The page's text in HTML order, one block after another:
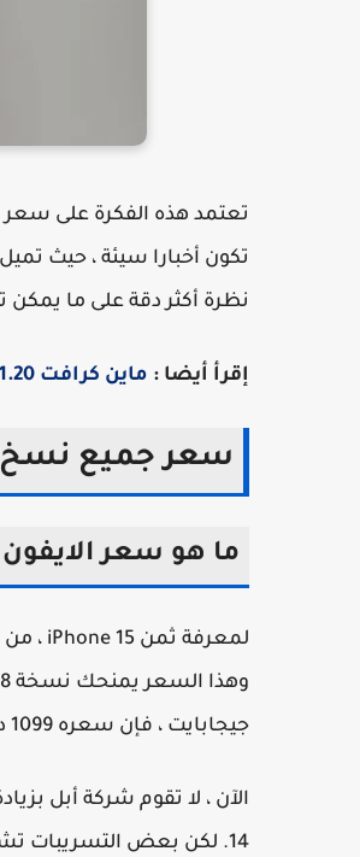
تعتمد هذه الفكرة على سعر
نظرة أكثر دقة على ما يمكن
إقرأ أيضا : ماين كرافت 1.20 للجوال
سعر جميع نسخ
ما هو سعر الايفون 15؟
جيجابايت ، فإن سعره 1099 دولار .
14. لكن بعض التسريبات تشير إلى أنه قد يكون سعره أعلى.